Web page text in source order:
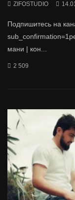
ZIFOSTUDIO
Подпишитесь на
мани | кон...
2 509